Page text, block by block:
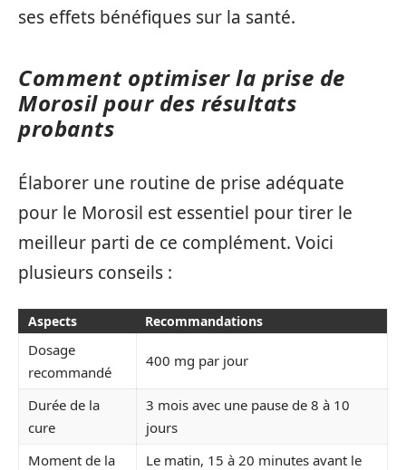
ses effets bénéfiques sur la santé.
Comment optimiser la prise de
Morosil pour des résultats
probants
Élaborer une routine de prise adéquate
pour le Morosil est essentiel pour tirer le
meilleur parti de ce complément. Voici
plusieurs conseils :
Aspects Recommandations
Dosage
recommandé
400 mg par jour
Durée de la
cure
3 mois avec une pause de 8 à 10
jours
Moment de la
Le matin, 15 à 20 minutes avant le